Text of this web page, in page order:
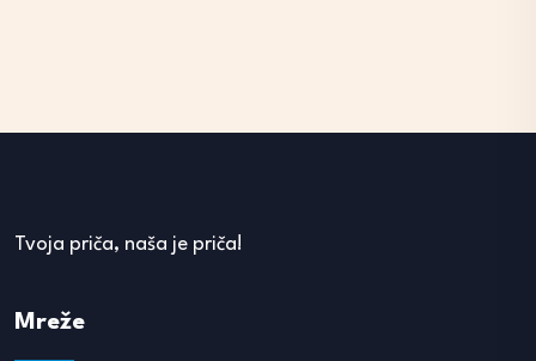
Tvoja priča, naša je priča!
Mreže